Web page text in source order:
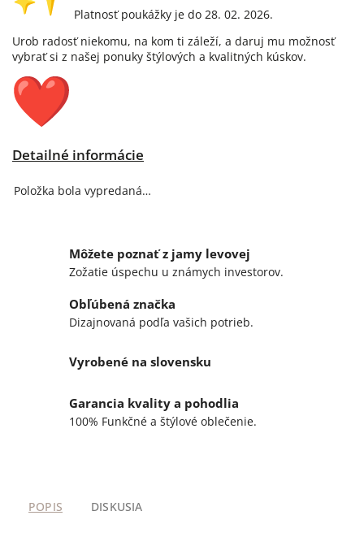
Platnosť poukážky je do 28. 02. 2026.
Urob radosť niekomu, na kom ti záleží, a daruj mu možnosť
vybrať si z našej ponuky štýlových a kvalitných kúskov.
Detailné informácie
Položka bola vypredaná…
Môžete poznať z jamy levovej
Zožatie úspechu u známych investorov.
Obľúbená značka
Dizajnovaná podľa vašich potrieb.
Vyrobené na slovensku
Garancia kvality a pohodlia
100% Funkčné a štýlové oblečenie.
POPIS DISKUSIA